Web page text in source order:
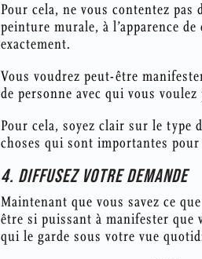
Pour cela, ne vous contentez
peinture murale, à l’apparence
exactement.
Vous voudrez peut-être
de personne avec qui vous voulez
Pour cela, soyez clair sur le type
choses qui sont importantes
4. DIFFUSEZ VOTRE DEMANDE
Maintenant que vous savez ce
être si puissant à manifester que
qui le garde sous votre vue